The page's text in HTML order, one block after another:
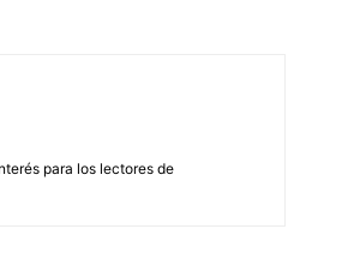
para los lectores de